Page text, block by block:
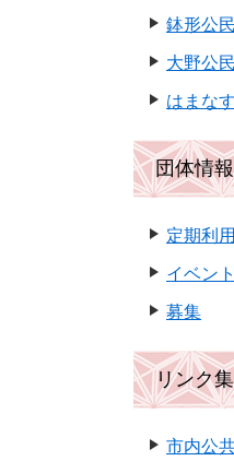
鉢形公
大野公
はまな
団体情報
定期利
イベン
募集
リンク集
市内公